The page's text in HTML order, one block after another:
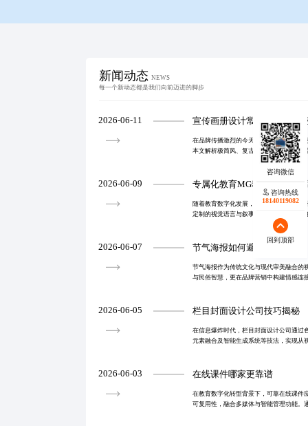
新闻动态 NEWS
每一个新动态都是我们向前迈进的脚步
2026-06-11 宣传画册设计常见风格有哪些
在品牌传播激烈的今天，宣传画册已从信
本文解析极简风、复古风、插画风与高级
风格选择需基于品牌基因与受众画像，避
2026-06-09 专属化教育MG动画制作怎么
随着教育数字化发展，专属化设计成为提
定制的视觉语言与叙事结构，实现知识传
求前置分析、模块化素材库与敏捷迭代流
2026-06-07 节气海报如何避免模板化
节气海报作为传统文化与现代审美融合的
与民俗智慧，更在品牌营销中构建情感连
2026-06-05 栏目封面设计公司技巧揭秘
在信息爆炸时代，栏目封面设计公司通过
元素融合及智能生成系统等技法，实现从
2026-06-03 在线课件哪家更靠谱
在教育数字化转型背景下，可靠在线课件
可复用性，融合多媒体与智能管理功能。
咨询热线
18140119082
回到顶部